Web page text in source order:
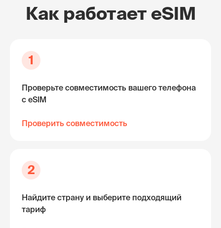
Как работает eSIM
1
Проверьте совместимость вашего телефона
с eSIM
Проверить совместимость
2
Найдите страну и выберите подходящий
тариф